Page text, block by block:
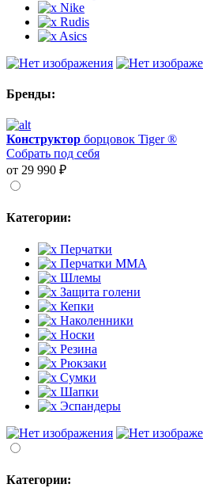
Nike
Rudis
Asics
Бренды:
Конструктор борцовок Tiger ®
Собрать под себя
от 29 990 ₽
Категории:
Перчатки
Перчатки MMA
Шлемы
Защита голени
Кепки
Наколенники
Носки
Резина
Рюкзаки
Сумки
Шапки
Эспандеры
Категории: